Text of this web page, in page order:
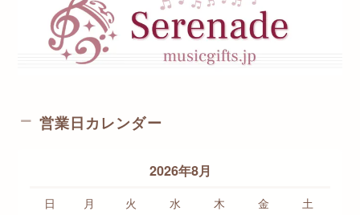
営業日カレンダー
2026年8月
日 月 火 水 木 金
土